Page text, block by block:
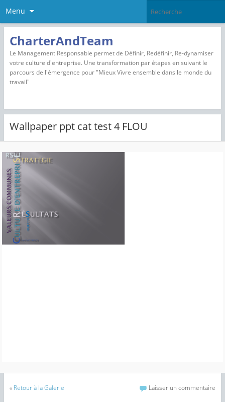
Menu
CharterAndTeam
Le Management Responsable permet de Définir, Redéfinir, Re-dynamiser
votre culture d'entreprise. Une transformation par étapes en suivant le
parcours de l'émergence pour "Mieux Vivre ensemble dans le monde du
travail"
Wallpaper ppt cat test 4 FLOU
« Retour à la Galerie Laisser un commentaire